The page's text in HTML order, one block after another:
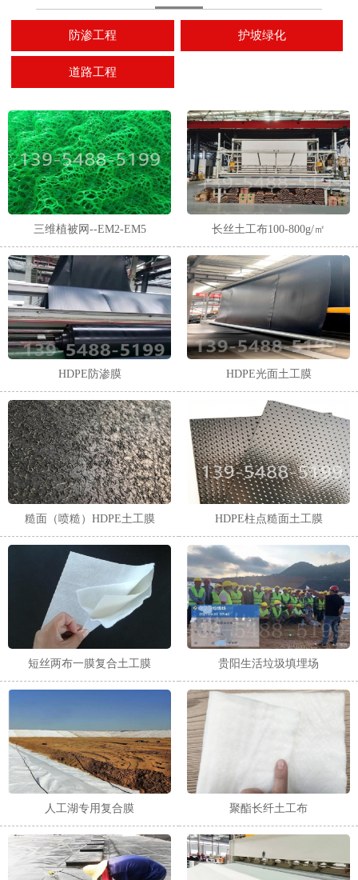
防渗工程 护坡绿化
道路工程
三维植被网--EM2-EM5 长丝土工布100-800g/㎡
HDPE防渗膜 HDPE光面土工膜
糙面（喷糙）HDPE土工膜 HDPE柱点糙面土工膜
短丝两布一膜复合土工膜 贵阳生活垃圾填埋场
人工湖专用复合膜 聚酯长纤土工布